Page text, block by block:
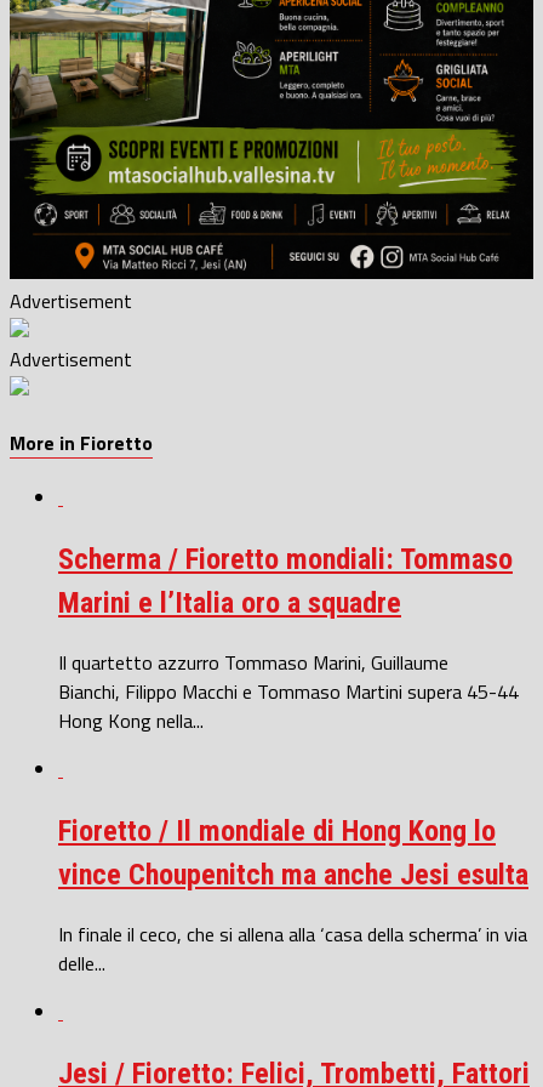
Advertisement
Advertisement
More in Fioretto
Scherma / Fioretto mondiali: Tommaso
Marini e l’Italia oro a squadre
Il quartetto azzurro Tommaso Marini, Guillaume
Bianchi, Filippo Macchi e Tommaso Martini supera 45-44
Hong Kong nella...
Fioretto / Il mondiale di Hong Kong lo
vince Choupenitch ma anche Jesi esulta
In finale il ceco, che si allena alla ‘casa della scherma’ in via
delle...
Jesi / Fioretto: Felici, Trombetti, Fattori